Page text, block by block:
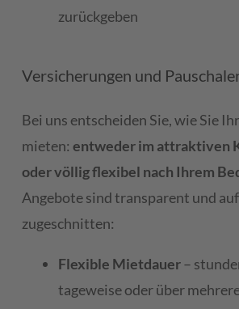
zurückgeben
Versicherungen und
Bei uns entscheiden Sie, wie Sie
mieten: entweder im attraktiven
oder völlig flexibel nach Ihrem
Angebote sind transparent und
zugeschnitten:
Flexible Mietdauer–
tageweise oder über